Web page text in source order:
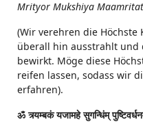
Mrityor Mukshiya Maamritat
(Wir verehren die Höchste
überall hin ausstrahlt und
bewirkt. Möge diese
reifen lassen, sodass wir
erfahren).
ॐ त्र्यम्बकं यजामहे सुगन्धिंम्